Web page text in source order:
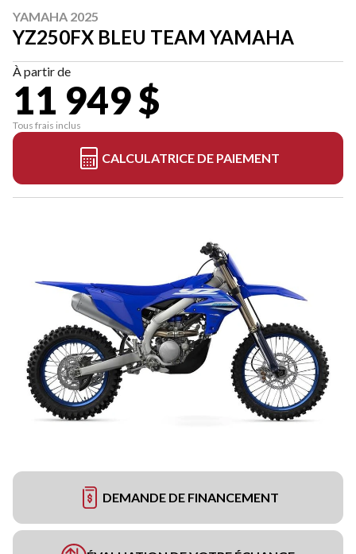
YAMAHA 2025
YZ250FX BLEU TEAM YAMAHA
À partir de
11 949 $
Tous frais inclus
CALCULATRICE DE PAIEMENT
DEMANDE DE FINANCEMENT